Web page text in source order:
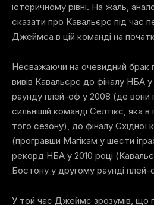
історичному рівні. На жаль,
сказати про Кавальєрс під час
Джеймса в цій команді на
Несважаючи на очевидний
вивів Кавальєрс до фіналу НБА
раунду плей-оф у 2008 (де вони
сильнішій команді Селтікс, яка
того сезону), до фіналу Східної
(програвши Магікам у шести
рекорд НБА у 2010 році
Бостону у другому раунді
У той час Джеймс зрозумів, що